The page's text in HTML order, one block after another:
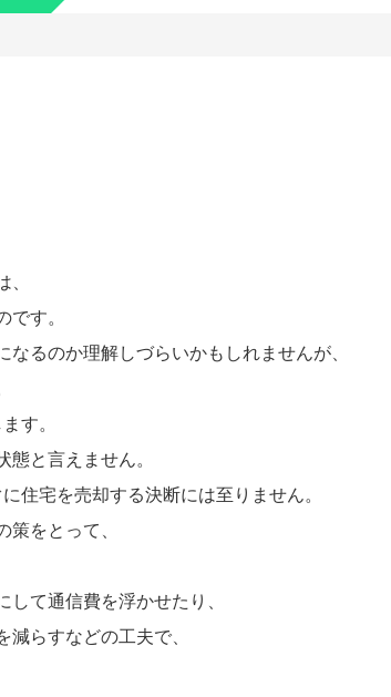
、
です。
るのか理解しづらいかもしれませんが、
す。
と言えません。
住宅を売却する決断には至りません。
をとって、
て通信費を浮かせたり、
らすなどの工夫で、